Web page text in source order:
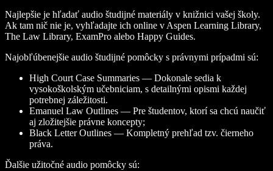
Najlepšie je hľadať audio študijné materiály v knižnici vašej školy.
Ak tam nič nie je, vyhľadajte ich online v Aspen Learning Library,
The Law Library, ExamPro alebo Happy Guides.
Najobľúbenejšie audio študijné pomôcky s právnymi prípadmi sú:
High Court Case Summaries — Dokonale sedia k
vysokoškolským učebniciam, s detailnými opismi každej
potrebnej záležitosti.
Emanuel Law Outlines — Pre študentov, ktorí sa chcú naučiť
aj zložitejšie právne koncepty;
Black Letter Outlines — Kompletný prehľad tzv. čierneho
práva.
Ďalšie užitočné audio pomôcky sú: